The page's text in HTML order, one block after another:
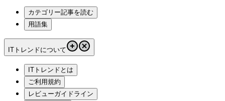
カテゴリー記事を読む
用語集
ITトレンドについて
ITトレンドとは
ご利用規約
レビューガイドライン